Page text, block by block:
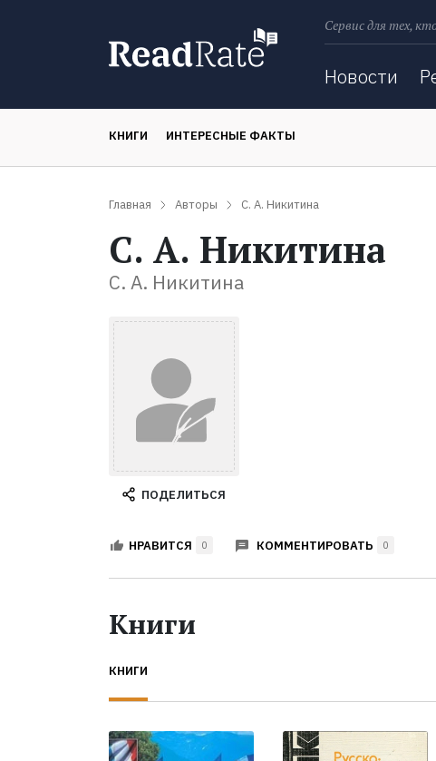
Сервис для тех,
Новости
КНИГИ ИНТЕРЕСНЫЕ ФАКТЫ
Главная Авторы С. А. Никитина
С. А. Никитина
С. А. Никитина
ПОДЕЛИТЬСЯ
НРАВИТСЯ 0 КОММЕНТИРОВАТЬ 0
Книги
КНИГИ